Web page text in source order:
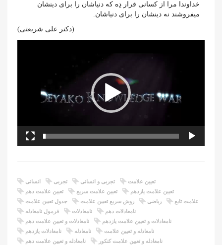
خداوندا مرا از کسانی قرار دِه که دنیاشان را برای دینشان
میفروشند نه دینشان را برای دنیاشان.
(دکتر علی شریعتی)
انسانی تجربی تجربی و انسانی
تعیین علامت
تعیین علامت دهم
تعیین علامت سریع
تعیین علامت یازدهم
جدول تعیین علامت
روش سریع تعیین علامت ریاضی
علامت تابع
فرمول نامعادله
نامعادلات
نامعادلات دهم
نامعادلات و تعیین علامت دهم
نامعادلات و تعیین علامت یازدهم
نامعادلات یازدهم
نامعادله
نامعادله و تعیین علامت
نامعادله و تعیین علامت دهم
نامعادله و تعیین علامت کنکور